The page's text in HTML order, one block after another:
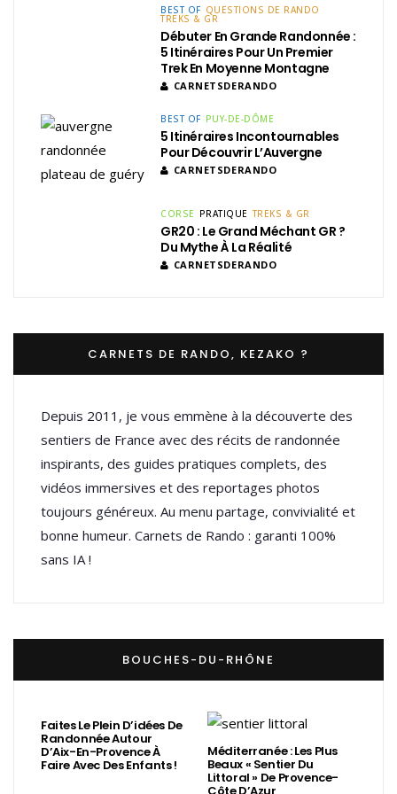
BEST OF QUESTIONS DE RANDO
TREKS & GR
Débuter En Grande Randonnée :
5 Itinéraires Pour Un Premier
Trek En Moyenne Montagne
CARNETSDERANDO
BEST OF PUY-DE-DÔME
5 Itinéraires Incontournables
Pour Découvrir L’Auvergne
CARNETSDERANDO
CORSE PRATIQUE TREKS & GR
GR20 : Le Grand Méchant GR ?
Du Mythe À La Réalité
CARNETSDERANDO
CARNETS DE RANDO, KEZAKO ?
Depuis 2011, je vous emmène à la découverte des
sentiers de France avec des récits de randonnée
inspirants, des guides pratiques complets, des
vidéos immersives et des reportages photos
toujours généreux. Au menu partage, convivialité et
bonne humeur. Carnets de Rando : garanti 100%
sans IA !
BOUCHES-DU-RHÔNE
Faites Le Plein D’idées De
Randonnée Autour
D’Aix-En-Provence À
Faire Avec Des Enfants !
Méditerranée : Les Plus
Beaux « Sentier Du
Littoral » De Provence-